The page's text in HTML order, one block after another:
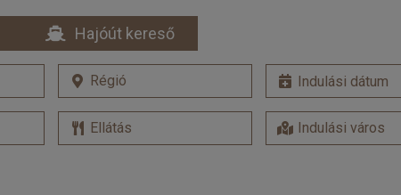
Hajóút kereső